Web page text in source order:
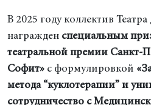
В 2025 году коллектив
награжден специальным
театральной премии Санкт-
Софит» с формулировкой
метода “куклотерапии” и
сотрудничество с